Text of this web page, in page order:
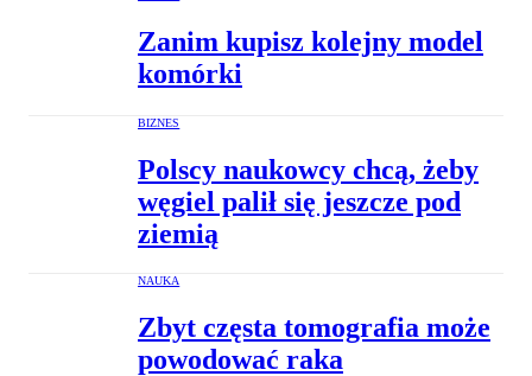
Zanim kupisz kolejny model
komórki
BIZNES
Polscy naukowcy chcą, żeby
węgiel palił się jeszcze pod
ziemią
NAUKA
Zbyt częsta tomografia może
powodować raka